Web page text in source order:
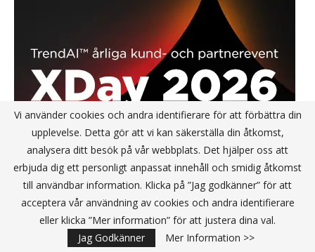
Vi använder cookies och andra identifierare för att förbättra din
upplevelse. Detta gör att vi kan säkerställa din åtkomst,
analysera ditt besök på vår webbplats. Det hjälper oss att
erbjuda dig ett personligt anpassat innehåll och smidig åtkomst
till användbar information. Klicka på ”Jag godkänner” för att
acceptera vår användning av cookies och andra identifierare
eller klicka ”Mer information” för att justera dina val.
Jag Godkänner
Mer Information >>